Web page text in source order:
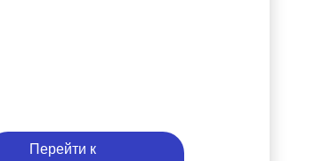
Перейти к